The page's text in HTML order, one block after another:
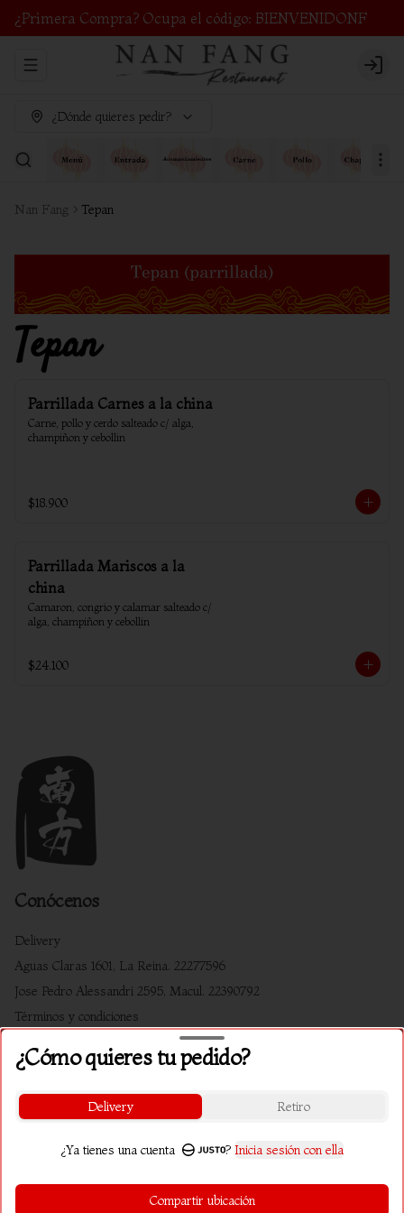
¿Primera Compra? Ocupa el código: BIENVENIDONF
Abrir menu de navegación Login
¿Dónde quieres pedir?
Nan Fang Tepan
Tepan
Parrillada Carnes a la china
Carne, pollo y cerdo salteado c/ alga,
champiñon y cebollin
$18.900
Parrillada Mariscos a la
china
Camaron, congrio y calamar salteado c/
alga, champiñon y cebollin
$24.100
Conócenos
Delivery
Aguas Claras 1601, La Reina. 22277596
Jose Pedro Alessandri 2595, Macul. 22390792
Términos y condiciones
Instagram
Facebook
Mi cuenta
¿Cómo quieres tu pedido?
Delivery Retiro
¿Ya tienes una cuenta ? Inicia sesión con ella
Compartir ubicación